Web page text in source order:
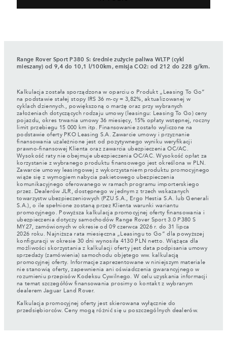
Range Rover Sport P380 S: średnie zużycie paliwa WLTP (cykl
mieszany) od 9,4 do 10,1 l/100km, emisja CO2: od 212 do 228 g/km.
Kalkulacja została sporządzona w oparciu o Produkt „Leasing To Go”
na podstawie stałej stopy IRS 36 m-cy = 3,82%, aktualizowanej w
cyklach dziennych., powiększoną o marżę oraz przy wybranych
założeniach dotyczących rodzaju umowy (leasingu: Leasing To Go) ceny
pojazdu, okres trwania umowy 36 miesięcy, 15% opłaty wstępnej, roczny
limit przebiegu 15 000 km itp. Finansowanie zostało wyliczone na
podstawie oferty PKO Leasing S.A. Zawarcie umowy i przyznanie
finansowania uzależnione jest od pozytywnego wyniku weryfikacji
prawno-finansowej Klienta oraz zawarcia ubezpieczenia OC/AC.
Wysokość raty nie obejmuje ubezpieczenia OC/AC. Wysokość opłat za
korzystanie z wybranego produktu finansowego jest określona w PLN.
Zawarcie umowy leasingowej z wykorzystaniem produktu promocyjnego
wiąże się z wymogiem nabycia pakietowego ubezpieczenia
komunikacyjnego oferowanego w ramach programu importerskiego
przez. Dealerów JLR, dostępnego w jednym z trzech wskazanych
towarzystw ubezpieczeniowych (PZU S.A., Ergo Hestia S.A. lub Generali
S.A.), o ile spełnione zostaną przez Klienta warunki wariantu
promocyjnego. Powyższa kalkulacja promocyjnej oferty finansowania i
ubezpieczenia dotyczy samochodów Range Rover Sport 3.0 P380 S
MY27, zamówionych w okresie od 09 czerwca 2026 r. do 31 lipca
2026 roku. Najniższa rata miesięczna „Leasingu to Go” dla powyższej
konfiguracji w okresie 30 dni wynosiła 4130 PLN netto. Wiążąca dla
możliwości skorzystania z kalkulacji oferty jest data podpisania umowy
sprzedaży (zamówienia) samochodu objętego ww. kalkulacją
promocyjnej oferty. Informacje zaprezentowane w niniejszym materiale
nie stanowią oferty, zapewnienia ani oświadczenia gwarancyjnego w
rozumieniu przepisów Kodeksu Cywilnego. W celu uzyskania informacji
na temat szczegółów finansowania prosimy o kontakt z wybranym
dealerem Jaguar Land Rover.
Kalkulacja promocyjnej oferty jest skierowana wyłącznie do
przedsiębiorców. Ceny mogą różnić się u poszczególnych dealerów.